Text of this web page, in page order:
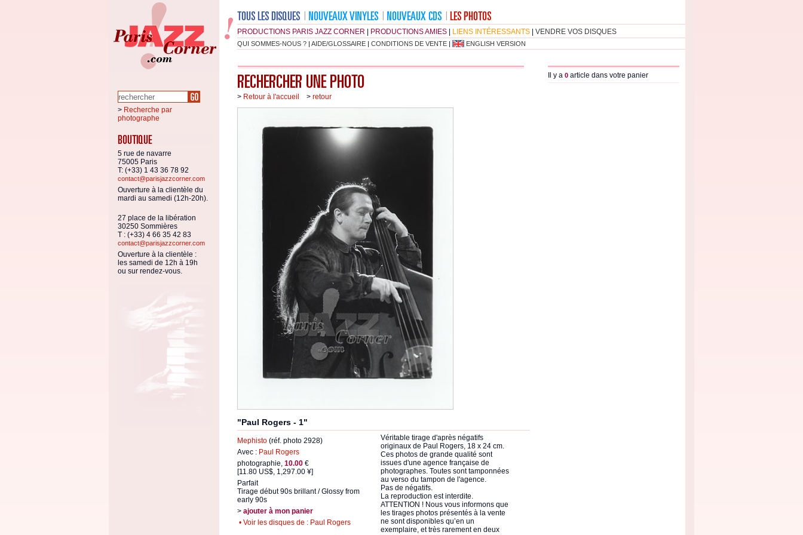
PRODUCTIONS PARIS JAZZ CORNER PRODUCTIONS AMIES LIENS INTÉRESSANTS VENDRE VOS DISQUES
QUI SOMMES-NOUS ? | AIDE/GLOSSAIRE | CONDITIONS DE VENTE | ENGLISH VERSION
> Recherche par
photographe
5 rue de navarre
75005 Paris
T: (+33) 1 43 36 78 92
contact@parisjazzcorner.com
Ouverture à la clientèle du
mardi au samedi (12h-20h).
27 place de la libération
30250 Sommières
T : (+33) 4 66 35 42 83
contact@parisjazzcorner.com
Ouverture à la clientèle :
les samedi de 12h à 19h
ou sur rendez-vous.
> Retour à l'accueil > retour
"Paul Rogers - 1"
Mephisto (réf. photo 2928)
Avec : Paul Rogers
photographie, 10.00 €
[11.80 US$, 1,297.00 ¥]
Parfait
Tirage début 90s brillant / Glossy from
early 90s
> ajouter à mon panier
• Voir les disques de : Paul Rogers
Véritable tirage d'après négatifs
originaux de Paul Rogers, 18 x 24 cm.
Ces photos de grande qualité sont
issues d'une agence française de
photographes. Toutes sont tamponnées
au verso du tampon de l'agence.
Pas de négatifs.
La reproduction est interdite.
ATTENTION ! Nous vous informons que
les tirages photos présentés à la vente
ne sont disponibles qu’en un
exemplaire, et très rarement en deux
Il y a 0 article dans votre panier